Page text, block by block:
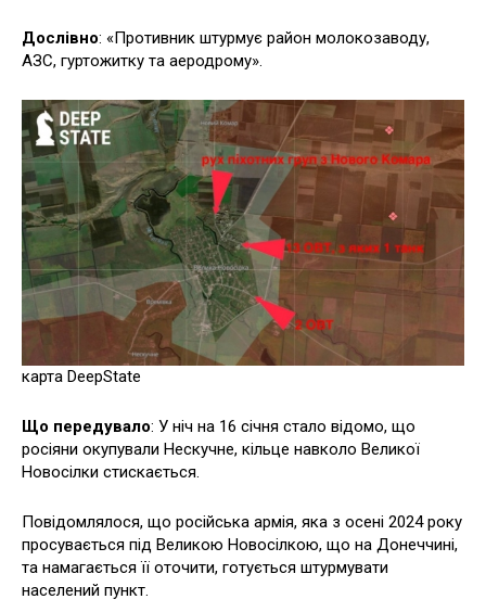
Дослівно: «Противник штурмує район молокозаводу,
АЗС, гуртожитку та аеродрому».
карта DeepState
Що передувало: У ніч на 16 січня стало відомо, що
росіяни окупували Нескучне, кільце навколо Великої
Новосілки стискається.
Повідомлялося, що російська армія, яка з осені 2024 року
просувається під Великою Новосілкою, що на Донеччині,
та намагається її оточити, готується штурмувати
населений пункт.